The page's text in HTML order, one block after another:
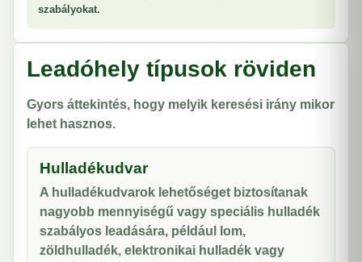
szabályokat.
Leadóhely típusok röviden
Gyors áttekintés, hogy melyik keresési irány mikor
lehet hasznos.
Hulladékudvar
A hulladékudvarok lehetőséget biztosítanak
nagyobb mennyiségű vagy speciális hulladék
szabályos leadására, például lom,
zöldhulladék, elektronikai hulladék vagy